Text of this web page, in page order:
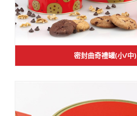
密封曲奇禮罐(小/中)